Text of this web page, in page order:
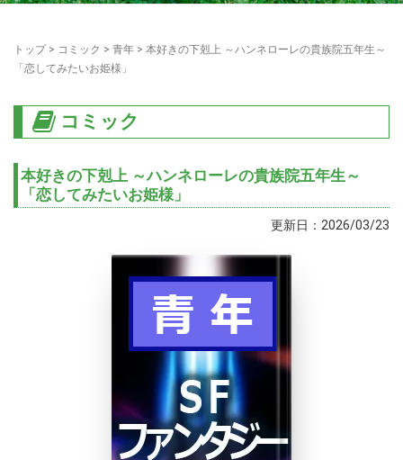
トップ> コミック > 青年 > 本好きの下剋上 ～ハンネローレの貴族院五年生～
「恋してみたいお姫様」
コミック
本好きの下剋上 ～ハンネローレの貴族院五年生～
「恋してみたいお姫様」
更新日：2026/03/23